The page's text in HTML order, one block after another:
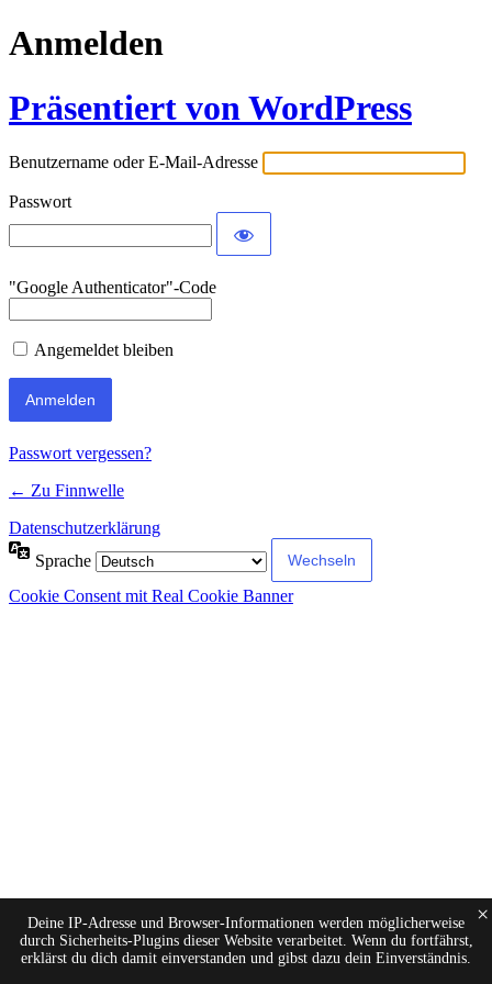
Anmelden
Präsentiert von WordPress
Benutzername oder E-Mail-Adresse
Passwort
"Google Authenticator"-Code
Angemeldet bleiben
Passwort vergessen?
← Zu Finnwelle
Datenschutzerklärung
Sprache
Deine IP-Adresse und Browser-Informationen werden möglicherweise
durch Sicherheits-Plugins dieser Website verarbeitet. Wenn du fortfährst,
erklärst du dich damit einverstanden und gibst dazu dein Einverständnis.
×
Cookie Consent mit Real Cookie Banner